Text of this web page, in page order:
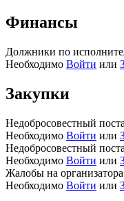
Финансы
Должники по
Необходимо Войти или
Закупки
Недобросовестный
Необходимо Войти или
Недобросовестный
Необходимо Войти или
Жалобы на
Необходимо Войти или